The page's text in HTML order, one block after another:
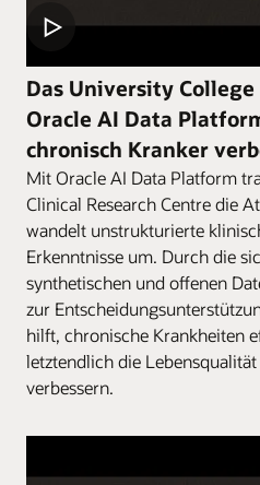
Das University
Oracle AI Data
chronisch Kranker
Mit Oracle AI Data Platform
Clinical Research Centre die
wandelt unstrukturierte
Erkenntnisse um. Durch die
synthetischen und offenen
zur
hilft, chronische Krankheiten
letztendlich die
verbessern.